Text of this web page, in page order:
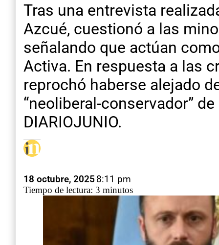
Tras una entrevista
Azcué, cuestionó a las
señalando que actúan
Activa. En respuesta a las
reprochó haberse alejado
“neoliberal-conservador”
DIARIOJUNIO.
18 octubre, 2025 8:11 pm
Tiempo de lectura: 3 minutos